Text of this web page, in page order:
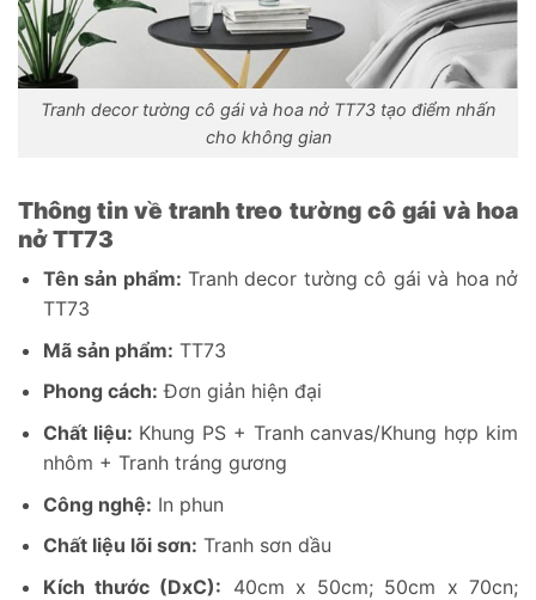
Tranh decor tường cô gái và hoa nở TT73 tạo điểm nhấn
cho không gian
Thông tin về tranh treo tường cô gái và hoa
nở TT73
Tên sản phẩm: Tranh decor tường cô gái và hoa nở
TT73
Mã sản phẩm: TT73
Phong cách: Đơn giản hiện đại
Chất liệu: Khung PS + Tranh canvas/Khung hợp kim
nhôm + Tranh tráng gương
Công nghệ: In phun
Chất liệu lõi sơn: Tranh sơn dầu
Kích thước (DxC): 40cm x 50cm; 50cm x 70cn;